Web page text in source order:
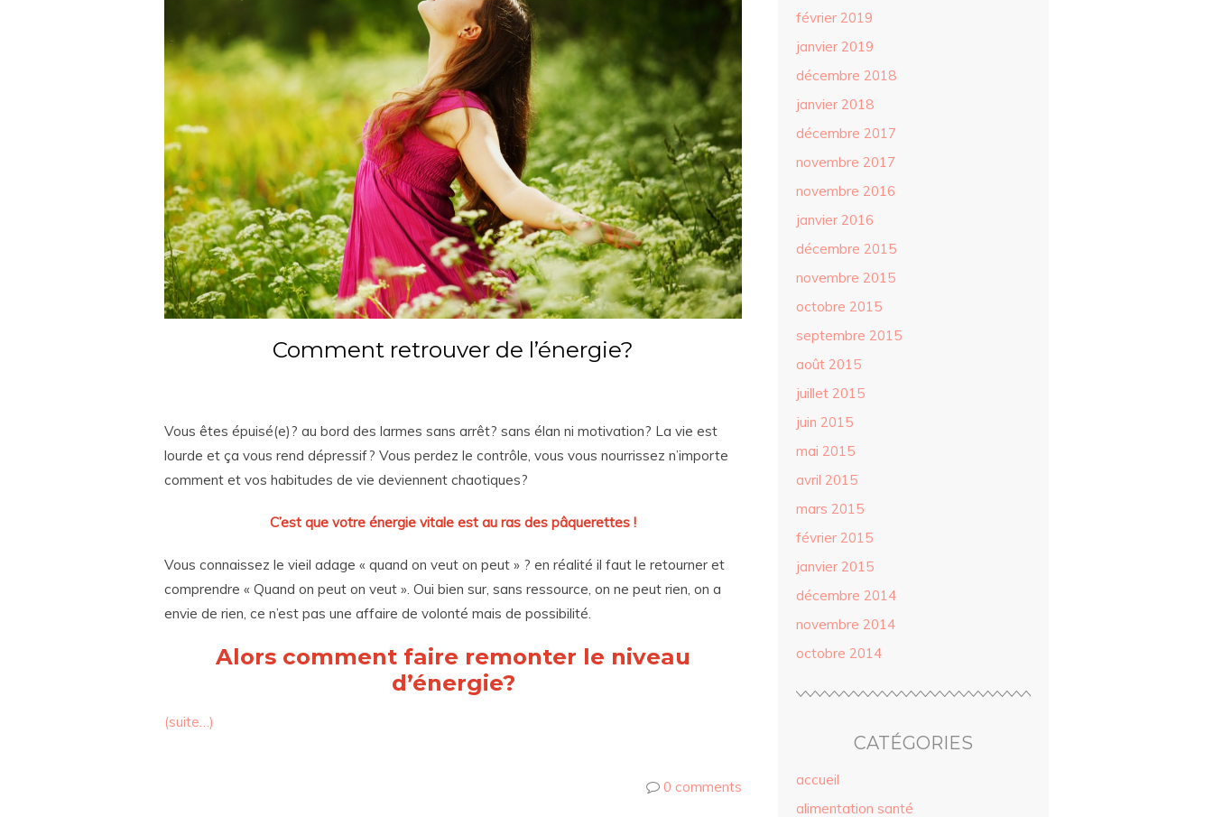
Comment retrouver de l’énergie?
Vous êtes épuisé(e)? au bord des larmes sans arrêt? sans élan ni motivation? La vie est
lourde et ça vous rend dépressif? Vous perdez le contrôle, vous vous nourrissez n’importe
comment et vos habitudes de vie deviennent chaotiques?
C’est que votre énergie vitale est au ras des pâquerettes !
Vous connaissez le vieil adage « quand on veut on peut » ? en réalité il faut le retourner et
comprendre « Quand on peut on veut ». Oui bien sur, sans ressource, on ne peut rien, on a
envie de rien, ce n’est pas une affaire de volonté mais de possibilité.
Alors comment faire remonter le niveau
d’énergie?
(suite…)
0 comments
février 2019
janvier 2019
décembre 2018
janvier 2018
décembre 2017
novembre 2017
novembre 2016
janvier 2016
décembre 2015
novembre 2015
octobre 2015
septembre 2015
août 2015
juillet 2015
juin 2015
mai 2015
avril 2015
mars 2015
février 2015
janvier 2015
décembre 2014
novembre 2014
octobre 2014
CATÉGORIES
accueil
alimentation santé